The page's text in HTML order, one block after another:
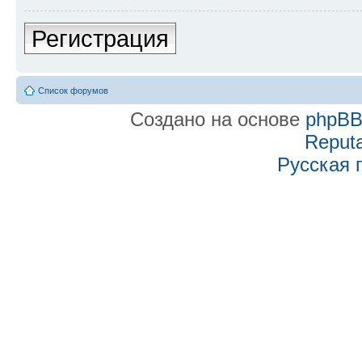
Регистрация
Список форумов
Создано на основе phpBB
Русская